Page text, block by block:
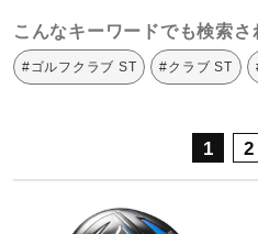
ライフスタイルウ
こんなキーワードでも検索さ
#ゴルフクラブ ST #クラブ ST
1 2